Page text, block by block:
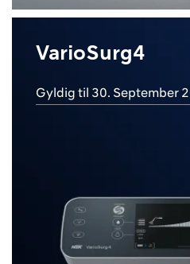
VarioSurg4
Gyldig til 30. September